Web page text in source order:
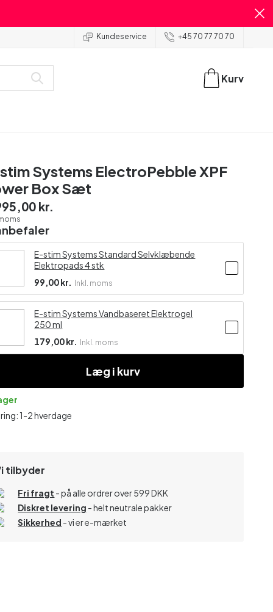
Kundeservice +45 70 77 70 70
Kurv
Systems ElectroPebble XPF
Box Sæt
kr.
E-stim Systems Standard Selvklæbende
Elektropads 4 stk
99,00 kr.
Inkl. moms
E-stim Systems Vandbaseret Elektrogel
250 ml
179,00 kr.
Inkl. moms
Læg i kurv
1-2 hverdage
tilbyder
Fri fragt - på alle ordrer over 599 DKK
Diskret levering - helt neutrale pakker
Sikkerhed - vi er e-mærket